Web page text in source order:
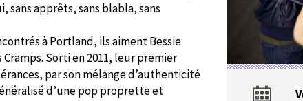
sans apprêts, sans blabla, sans
à Portland, ils aiment Bessie
Sorti en 2011, leur premier
par son mélange d’authenticité
d’une pop proprette et